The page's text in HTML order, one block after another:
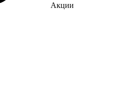
Акции